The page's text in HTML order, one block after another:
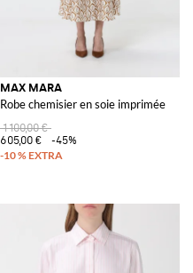
MAX MARA
Robe chemisier en soie imprimée
1 100,00 €
605,00 €
-45%